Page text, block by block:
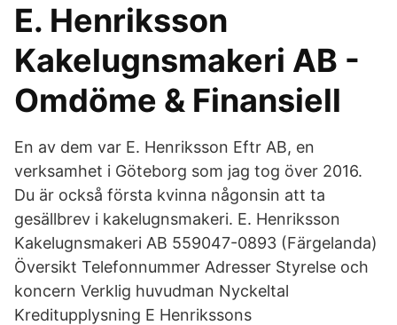
E. Henriksson
Kakelugnsmakeri AB -
Omdöme & Finansiell
En av dem var E. Henriksson Eftr AB, en
verksamhet i Göteborg som jag tog över 2016.
Du är också första kvinna någonsin att ta
gesällbrev i kakelugnsmakeri. E. Henriksson
Kakelugnsmakeri AB 559047-0893 (Färgelanda)
Översikt Telefonnummer Adresser Styrelse och
koncern Verklig huvudman Nyckeltal
Kreditupplysning E Henrikssons